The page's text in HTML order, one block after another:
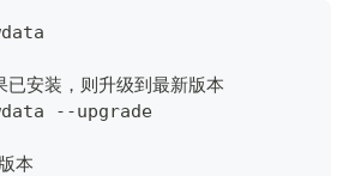
安装，则升级到最新版本
--upgrade
本